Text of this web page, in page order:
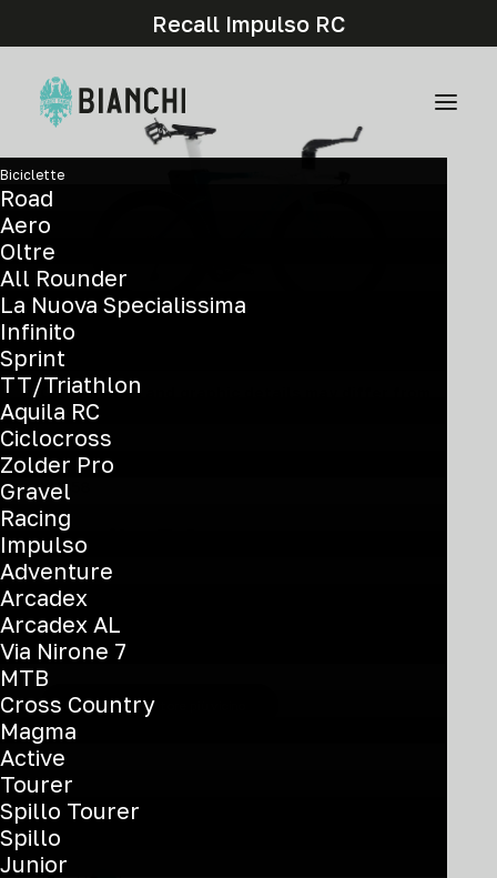
Recall Impulso RC
Biciclette
Road
Aero
Oltre
All Rounder
La Nuova Specialissima
Infinito
Sprint
TT/Triathlon
Aquila RC
Ciclocross
Zolder Pro
Gravel
Racing
Impulso
Adventure
Arcadex
Arcadex AL
Via Nirone 7
MTB
Cross Country
Magma
Active
Tourer
Spillo Tourer
Spillo
Junior
Components and graphic details may differ from
the actual model.
Rival E1 AXS
YUB58
Aquila RC
Recommended Retail Price
€6.800
Trova il rivenditore più vicino
Color